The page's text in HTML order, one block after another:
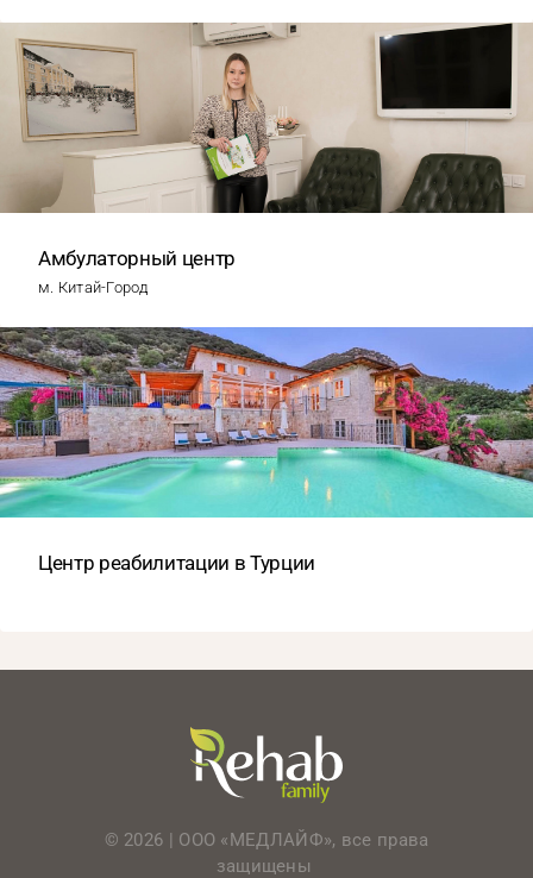
Амбулаторный центр
м. Китай-Город
Центр реабилитации в Турции
© 2026 | ООО «МЕДЛАЙФ», все права
защищены